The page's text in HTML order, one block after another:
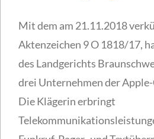
Mit dem am 21.11.2018
Aktenzeichen 9 O 1818/17,
des Landgerichts
drei Unternehmen der
Die Klägerin erbringt